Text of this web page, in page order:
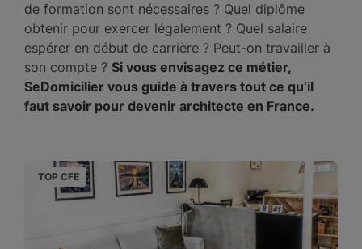
de formation sont nécessaires ? Quel diplôme
obtenir pour exercer légalement ? Quel salaire
espérer en début de carrière ? Peut-on travailler à
son compte ? Si vous envisagez ce métier,
SeDomicilier vous guide à travers tout ce qu’il
faut savoir pour devenir architecte en France.
TOP CFE